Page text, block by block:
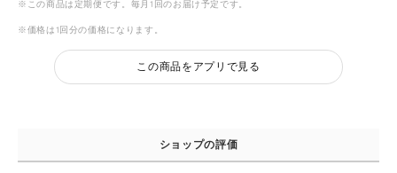
※この商品は定期便です。毎月1回のお届け予定です。
※価格は1回分の価格になります。
この商品をアプリで見る
ショップの評価